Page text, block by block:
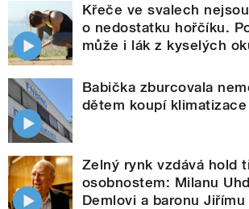
Křeče ve svalech
o nedostatku hořčíku.
může i lák z kyselých
Babička zburcovala
dětem koupí klimatizace
Zelný rynk vzdává hold
osobnostem: Milanu
Demlovi a baronu Jiřímu